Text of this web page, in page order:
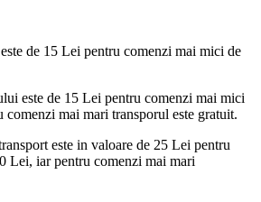
de 15 Lei pentru comenzi mai mici de
este de 15 Lei pentru comenzi mai mici
comenzi mai mari transporul este gratuit.
este in valoare de 25 Lei pentru
Lei, iar pentru comenzi mai mari